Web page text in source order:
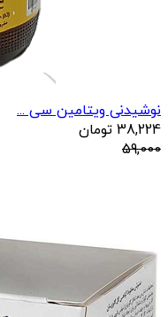
نوشیدنی ویتامین سی ...
38,224 تومان
59,000